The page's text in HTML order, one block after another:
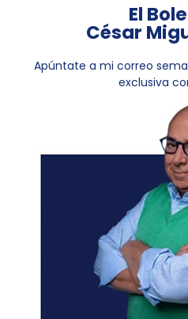
El
César
Apúntate a mi correo
exclusiva